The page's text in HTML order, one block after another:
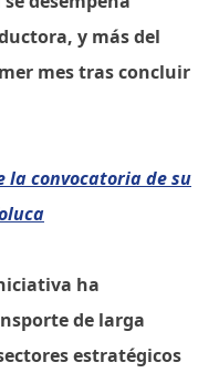
y más del
mes tras concluir
la convocatoria de su
ha
de larga
estratégicos